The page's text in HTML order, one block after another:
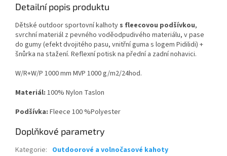
Detailní popis produktu
Dětské outdoor sportovní kalhoty s fleecovou podšívkou,
svrchní materiál z pevného voděodpudivého materiálu, v pase
do gumy (efekt dvojitého pasu, vnitřní guma s logem Pidilidi) +
šnůrka na stažení. Reflexní potisk na přední a zadní nohavici.
W/R+W/P 1000 mm MVP 1000 g/m2/24hod.
Materiál: 100% Nylon Taslon
Podšívka: Fleece 100 %Polyester
Doplňkové parametry
Kategorie: Outdoorové a volnočasové kahoty